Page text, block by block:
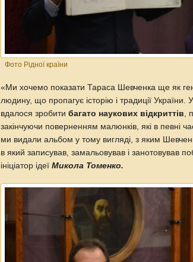
Фото Рідної країни
«Ми хочемо показати Тараса Шевченка ще як
людину, що пропагує історію і традиції
вдалося зробитибагато наукових відкриттів ,
закінчуючи поверненням малюнків, які в певні
ми видали альбом у тому вигляді, з яким
в який записував, замальовував і занотовував
ініціатор ідеїМикола Томенко.